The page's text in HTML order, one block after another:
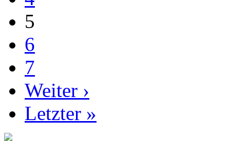
5
6
7
Weiter ›
Letzter »